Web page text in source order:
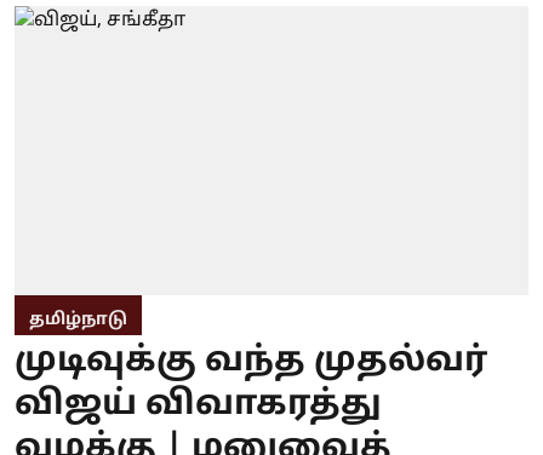
தமிழ்நாடு
முடிவுக்கு வந்த முதல்வர்
விஜய் விவாகரத்து